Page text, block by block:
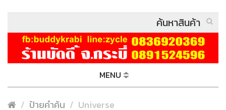
MENU
ป้ายคำค้น Universe